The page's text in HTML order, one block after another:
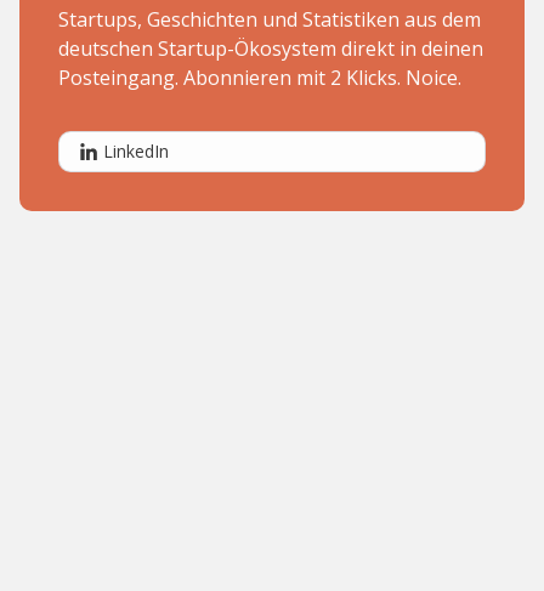
Startups, Geschichten und Statistiken aus dem
deutschen Startup-Ökosystem direkt in deinen
Posteingang. Abonnieren mit 2 Klicks. Noice.
LinkedIn